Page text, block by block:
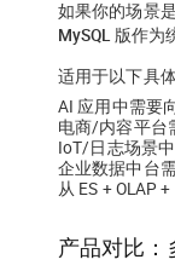
如果你的场景
MySQL 版作为
适用于以下具
AI 应用中需要
电商/内容平台
IoT/日志场景
企业数据中台
从 ES + OLAP
产品对比：